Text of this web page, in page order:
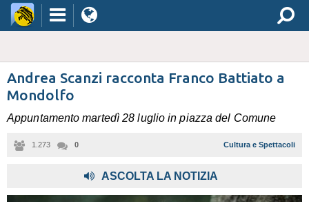
Andrea Scanzi racconta Franco Battiato a
Mondolfo
Appuntamento martedì 28 luglio in piazza del Comune
1.273 0 Cultura e Spettacoli
ASCOLTA LA NOTIZIA